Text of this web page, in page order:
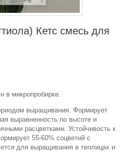
Кетс смесь для
в микропробирке.
выращивания. Формирует
выравненность по высоте и
расцветками. Устойчивость к
55-60% соцветий с
для выращивания в теплицах и